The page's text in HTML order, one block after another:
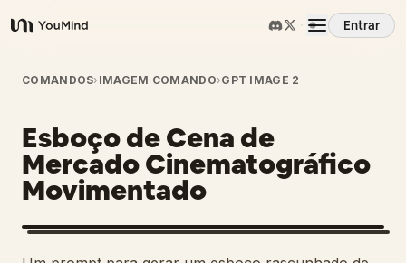
YouMind
Entrar
Visão Geral
Casos de Uso
Habilidades
Prompts
COMANDOS› IMAGEM COMANDO›GPT IMAGE 2
Esboço de Cena de
Mercado Cinematográfico
Movimentado